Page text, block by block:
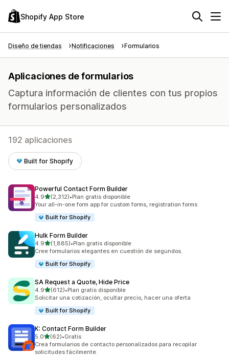
Shopify App Store
Diseño de tiendas Notificaciones Formularios
Aplicaciones de formularios
Captura información de clientes con tus propios
formularios personalizados
192 aplicaciones
Built for Shopify
Powerful Contact Form Builder
4.9de 5 estrellas
(2,312)
2312 reseñas en total
•Plan gratis disponible
Your all-in-one form app for custom forms, registration forms
Built for Shopify
Hulk Form Builder
4.9de 5 estrellas
(1,885)
1885 reseñas en total
•Plan gratis disponible
Cree formularios elegantes en cuestión de segundos.
Built for Shopify
SA Request a Quote, Hide Price
4.9de 5 estrellas
(612)
612 reseñas en total
•Plan gratis disponible
Solicitar una cotización, ocultar precio, hacer una oferta
Built for Shopify
K: Contact Form Builder
5.0de 5 estrellas
(62)
62 reseñas en total
•Gratis
Crea formularios de contacto personalizados para recopilar
solicitudes fácilmente.